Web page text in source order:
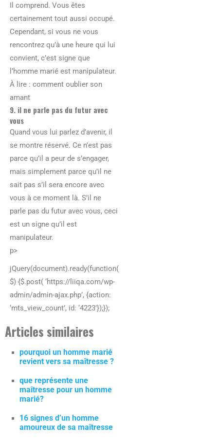
Il comprend. Vous êtes
certainement tout aussi occupé.
Cependant, si vous ne vous
rencontrez qu’à une heure qui lui
convient, c’est signe que
l’homme marié est manipulateur.
À lire : comment oublier son
amant
9. il ne parle pas du futur avec
vous
Quand vous lui parlez d’avenir, il
se montre réservé. Ce n’est pas
parce qu’il a peur de s’engager,
mais simplement parce qu’il ne
sait pas s’il sera encore avec
vous à ce moment là. S’il ne
parle pas du futur avec vous, ceci
est un signe qu’il est
manipulateur.
p>
jQuery(document).ready(function(
$) {$.post( ‘https://liiqa.com/wp-
admin/admin-ajax.php’, {action:
‘mts_view_count’, id: ‘4223’});});
Articles similaires
pourquoi un homme marié
revient vers sa maîtresse ?
que représente une
maîtresse pour un homme
marié?
16 signes d’un homme
amoureux de sa maîtresse